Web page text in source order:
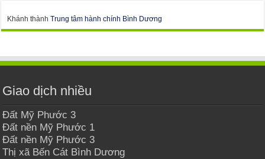
Khánh thànhTrung tâm hành chính Bình Dương
Giao dịch nhiều
Đất Mỹ Phước 3
Đất nền Mỹ Phước 1
Đất nền Mỹ Phước 3
Thị xã Bến Cát Bình Dương